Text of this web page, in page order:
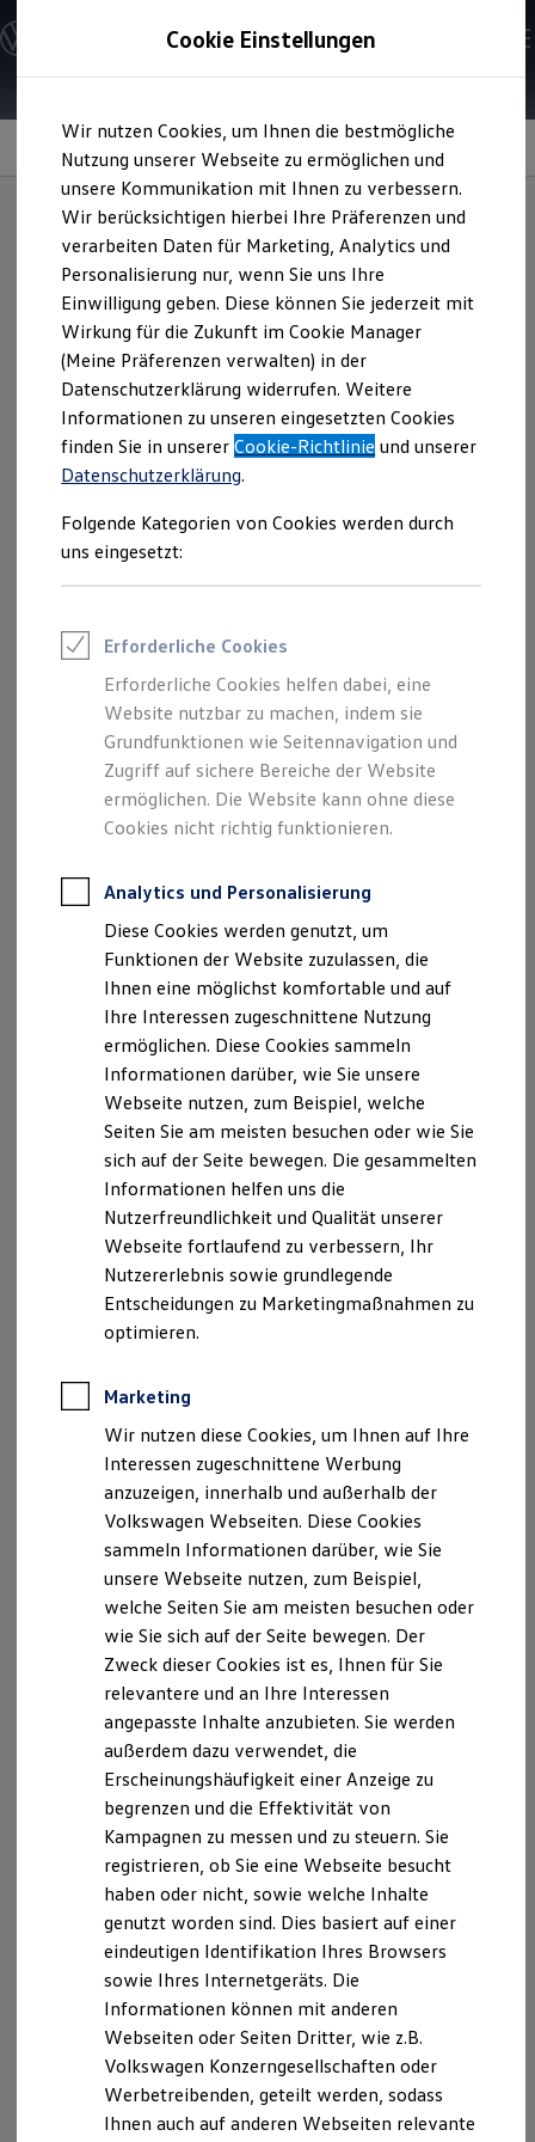
Hauptinhalt
springen
Footer
springen
Modelle & Konfigurator
Nutzfahrzeugkategorien entdecken
Modelle konfigurieren
Vorgängermodelle und Oldtimer
Vorgängermodelle
Oldtimer
Bulli Historie
Branchenlösungen & Gewerbekunden
Umbaulösungen und Hersteller finden
Auf- und Umbauten entdecken & konfigurieren
Groß- und Sonderkunden
Großkunden
Kommunen & Behörden
Journalisten
Sportvereine
Branchenlösungen
Bau & Handwerk
Gewerbliche Personenbeförderung
Service & mobile Werkstätten
Kurier, Logistik & Handel
Feuerwehr
Rettungsdienste
ONE Business ID Vorteile
Fahrzeugsuche & Marktplatz
Digitaler Marktplatz
Kauf & Finanzierung
Online-Fahrzeugbewertung
Aktionen & Angebote
E-Auto-Förderung
Für Privatkunden
Für Gewerbekunden
Profi Paket
TopDeal
Zertifizierte Gebrauchtwagen
Für Privatkunden
Für Gewerbekunden
Leasing
Für Privatkunden
Für Gewerbekunden
Versicherungen & Garantien
Garantien
Kfz-Versicherung für Nutzfahrzeuge
Restschuldversicherung
Wartungsverträge
Besitzer & Service
Reparatur & Service
Sommer-Special
Reparatur, Pflege & Inspektion
Servicetermin anfragen
Service-Vorteile bei Volkswagen Nutzfahrzeuge
ServicePlus
Economy Service
Räder & Reifen Service
Ersatzfahrzeuge
Software, Konnektivität & Apps
California App
VW Connect für Ihren ID. Buzz
VW Connect für Ihren Transporter/Caravelle
VW Connect für Ihren Amarok
VW Connect für andere Modelle
Connect Pro
Fleet Interface Data
Multistop Pathfinder
Übersicht Software Updates
Hilfreiches für Besitzer
Fahrerassistenz- und Sicherheitssysteme
Kontrollleuchten
Kurzfahrprofile und Ölverdünnung
XTL-Dieselkraftstoff
Ersatzteile und Betriebsflüssigkeiten
Original Zubehör und Lifestyle Produkte
myVolkswagen
myVolkswagen Business
Elektrisch & Autonom
Elektro - & Hybridfahrzeuge
Unser Ansatz
Klimafreundlicher Strom
Reichweite & Ladelösungen
Reichweitensimulator
Ladezeitensimulator
Ladelösungen für Privatkunden
Ladelösungen für Gewerbekunden
Wallbox und Ladekabel
Förderung & Kosten der Elektrofahrzeuge
Fördermöglichkeiten für Privatkunden
Fördermöglichkeiten für Gewerbekunden
Laderaumvolumen und -fläche
Kapazitätenfür große
Aufträge
Wer viel schaffen will, muss auch viel transportieren
können. Deshalb bietet Ihnen der CrafterKastenwagen – je
nach Radstand – Platz für vier bis sechs Europaletten. Das
entspricht einem Ladevolumen
bis zu 18,4 m .
4 Europaletten beim Radstand mittellang:
Ladevolumen von ca. 9,9 m
6 Europaletten beim Radstand lang:
Ladevolumen 1 von ca. 14,4 m3bis zu 16,1 m 3.
6 Europaletten beim Radstand lang plus:
Ladevolumen
Für nahezu jeden Auftrag die richtige Größe
Wieviel genau Sie transportieren wollen, das weiß niemand
besser als Sie selbst. Darum gibt es den Crafter
Pritschenwagen mit bis zu drei unterschiedlichen
Fahrzeuglängen sowie als Einzel- oder Doppelkabine. Sie
entscheiden, welche Kapazitäten Ihr Unternehmen braucht.
Radstand mittellang, Einzelkabine
CrafterPritschenwagen mit mittellangem Radstand und
Einzelkabine ist 6.204 mm lang. Dabei hat er eine
Ladefläche von bis zu 7,1 m2und bietet bis zu drei Personen
Pritschenwagen mit mittellangem Radstand und
Doppelkabine eine Ladefläche von bis zu 5,5 m
transportiert er bis zu sieben Personen.
Radstand lang, Einzelkabine
Einzelkabine hat eine Länge von 7.004 mm, eine Ladefläche
2 und Platz für bis zu drei Personen.
Radstand lang, Doppelkabine
Pritschenwagen mit langem Radstand und
Doppelkabine überzeugt mit einer Länge von 7.004 mm,
einer Ladefläche von bis zu 7,1 m
2
sieben Personen.
Radstand lang plus , Einzelkabine
Mit einer Länge von 7.404 mm hat der Crafter
Pritschenwagen mit Radstand lang plus
und Einzelkabine
eine Ladefläche von bis zu 9,6 m² und bietet bis zu drei
Personen Platz.
Cookie Einstellungen
Wir nutzen Cookies, um Ihnen die bestmögliche
Nutzung unserer Webseite zu ermöglichen und
unsere Kommunikation mit Ihnen zu verbessern.
Wir berücksichtigen hierbei Ihre Präferenzen und
verarbeiten Daten für Marketing, Analytics und
Personalisierung nur, wenn Sie uns Ihre
Einwilligung geben. Diese können Sie jederzeit mit
Wirkung für die Zukunft im Cookie Manager
(Meine Präferenzen verwalten) in der
Datenschutzerklärung widerrufen. Weitere
Informationen zu unseren eingesetzten Cookies
finden Sie in unsererCookie-Richtlinie und unserer
Datenschutzerklärung.
Folgende Kategorien von Cookies werden durch
uns eingesetzt:
Erforderliche Cookies
Erforderliche Cookies helfen dabei, eine
Website nutzbar zu machen, indem sie
Grundfunktionen wie Seitennavigation und
Zugriff auf sichere Bereiche der Website
ermöglichen. Die Website kann ohne diese
Cookies nicht richtig funktionieren.
Analytics und Personalisierung
Diese Cookies werden genutzt, um
Funktionen der Website zuzulassen, die
Ihnen eine möglichst komfortable und auf
Ihre Interessen zugeschnittene Nutzung
ermöglichen. Diese Cookies sammeln
Informationen darüber, wie Sie unsere
Webseite nutzen, zum Beispiel, welche
Seiten Sie am meisten besuchen oder wie Sie
sich auf der Seite bewegen. Die gesammelten
Informationen helfen uns die
Nutzerfreundlichkeit und Qualität unserer
Webseite fortlaufend zu verbessern, Ihr
Nutzererlebnis sowie grundlegende
Entscheidungen zu Marketingmaßnahmen zu
optimieren.
Marketing
Wir nutzen diese Cookies, um Ihnen auf Ihre
Interessen zugeschnittene Werbung
anzuzeigen, innerhalb und außerhalb der
Volkswagen Webseiten. Diese Cookies
sammeln Informationen darüber, wie Sie
unsere Webseite nutzen, zum Beispiel,
welche Seiten Sie am meisten besuchen oder
wie Sie sich auf der Seite bewegen. Der
Zweck dieser Cookies ist es, Ihnen für Sie
relevantere und an Ihre Interessen
angepasste Inhalte anzubieten. Sie werden
außerdem dazu verwendet, die
Erscheinungshäufigkeit einer Anzeige zu
begrenzen und die Effektivität von
Kampagnen zu messen und zu steuern. Sie
registrieren, ob Sie eine Webseite besucht
haben oder nicht, sowie welche Inhalte
genutzt worden sind. Dies basiert auf einer
eindeutigen Identifikation Ihres Browsers
sowie Ihres Internetgeräts. Die
Informationen können mit anderen
Webseiten oder Seiten Dritter, wie z.B.
Volkswagen Konzerngesellschaften oder
Werbetreibenden, geteilt werden, sodass
Ihnen auch auf anderen Webseiten relevante